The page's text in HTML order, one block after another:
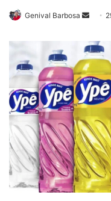
Genival Barbosa
e-
mail